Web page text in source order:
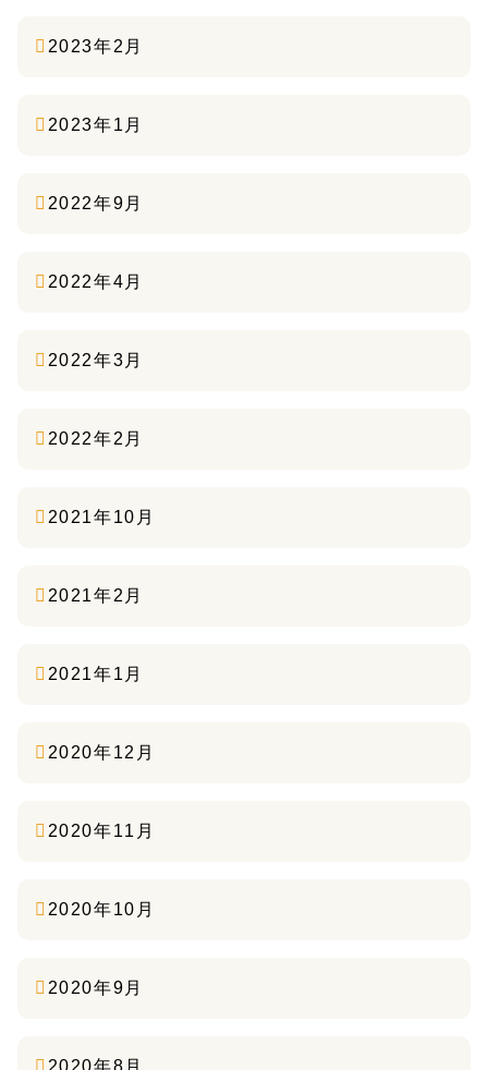
2023年2月
2023年1月
2022年9月
2022年4月
2022年3月
2022年2月
2021年10月
2021年2月
2021年1月
2020年12月
2020年11月
2020年10月
2020年9月
2020年8月